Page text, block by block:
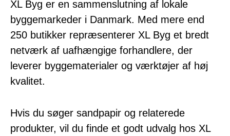
XL Byg er en sammenslutning af lokale
byggemarkeder i Danmark. Med mere end
250 butikker repræsenterer XL Byg et bredt
netværk af uafhængige forhandlere, der
leverer byggematerialer og værktøjer af høj
kvalitet.
Hvis du søger sandpapir og relaterede
produkter, vil du finde et godt udvalg hos XL